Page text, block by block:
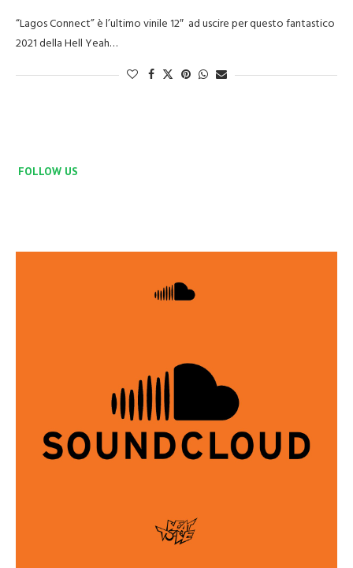
“Lagos Connect” è l’ultimo vinile 12″ ad uscire per questo fantastico
2021 della Hell Yeah…
FOLLOW US